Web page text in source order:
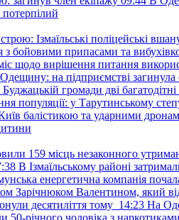
Ізмаїльські поліцейські
з бойовими припасами та
щодо вирішення питання
на підприємстві
громади дві
популяції: у Тарутинському
балістикою та ударними
159 місць незаконного
В Ізмаїльському районі
енергетична компанія
Зарічнюком Валентином, який
десятиліття тому 14:23 На
50-річного чоловіка з наркотиками